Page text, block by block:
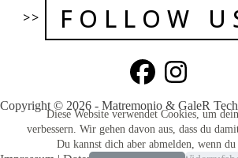
Diese Website verwendet Cookies, um
verbessern. Wir gehen davon aus, dass du
Du kannst dich aber abmelden, wenn du
>> FOLLOW
Copyright © 2026 - Matremonio & GaleR Tech